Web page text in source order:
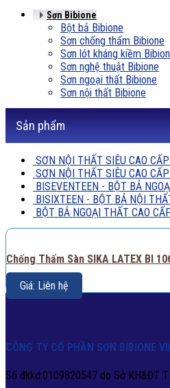
Sơn Bibione
Bột bả Bibione
Sơn chống thấm Bibione
Sơn lót kháng kiềm
Sơn nghệ thuật Bibione
Sơn ngoại thất Bibione
Sơn nội thất Bibione
Sản phẩm
SƠN NỘI THẤT SIÊU CAO
SƠN NỘI THẤT SIÊU CAO
BISEVENTEEN - BỘT BẢ
BISIXTEEN - BỘT BẢ NỘI
BỘT BẢ NGOẠI THẤT CAO
Chống Thấm Sàn SIKA LATEX BI
Giá: Liên hệ
CÔNG TY CỔ PHẦN SƠN BIBIONE
Số đkkd:0109820547 do Sở KH&ĐT